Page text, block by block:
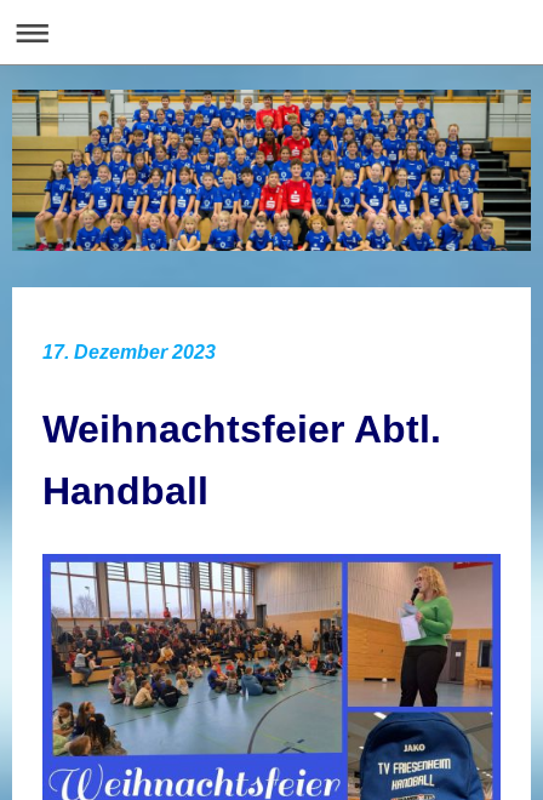
17. Dezember 2023
Weihnachtsfeier Abtl.
Handball